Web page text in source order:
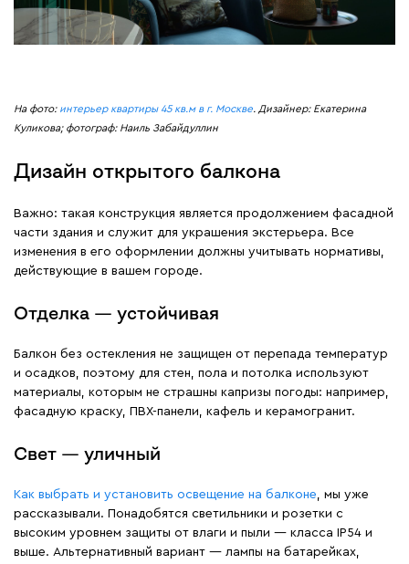
На фото: интерьер квартиры 45 кв.м в г. Москве. Дизайнер: Екатерина
Куликова; фотограф: Наиль Забайдуллин
Дизайн открытого балкона
Важно: такая конструкция является продолжением фасадной
части здания и служит для украшения экстерьера. Все
изменения в его оформлении должны учитывать нормативы,
действующие в вашем городе.
Отделка — устойчивая
Балкон без остекления не защищен от перепада температур
и осадков, поэтому для стен, пола и потолка используют
материалы, которым не страшны капризы погоды: например,
фасадную краску, ПВХ-панели, кафель и керамогранит.
Свет — уличный
Как выбрать и установить освещение на балконе, мы уже
рассказывали. Понадобятся светильники и розетки с
высоким уровнем защиты от влаги и пыли — класса IP54 и
выше. Альтернативный вариант — лампы на батарейках,